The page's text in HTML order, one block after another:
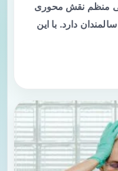
منظم نقش محوری
دارد. با این